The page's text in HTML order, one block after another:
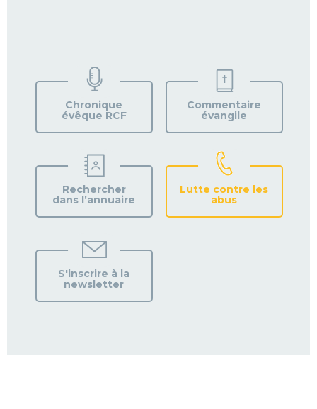
VOTRE
PAROISSE
Chronique
évêque RCF
Commentaire
évangile
Rechercher
dans l’annuaire
Lutte contre les
abus
S'inscrire à la
newsletter